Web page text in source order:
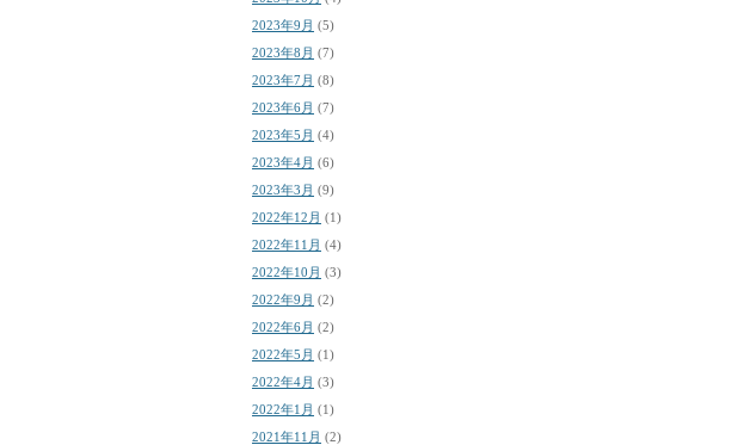
2023年9月 (5)
2023年8月 (7)
2023年7月 (8)
2023年6月 (7)
2023年5月 (4)
2023年4月 (6)
2023年3月 (9)
2022年12月 (1)
2022年11月 (4)
2022年10月 (3)
2022年9月 (2)
2022年6月 (2)
2022年5月 (1)
2022年4月 (3)
2022年1月 (1)
2021年11月 (2)